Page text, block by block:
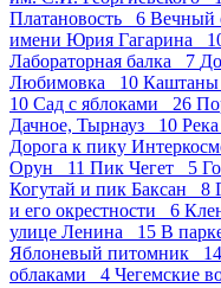
Платановость 6 Вечный
имени Юрия Гагарина
Лабораторная балка 7
Любимовка 10 Каштаны
10 Сад с яблоками 26
Дачное, Тырнауз 10
Дорога к пику
Орун 11 Пик Чегет 5
Когутай и пик Баксан 8
и его окрестности 6
улице Ленина 15 В
Яблоневый питомник 14
облаками 4 Чегемские